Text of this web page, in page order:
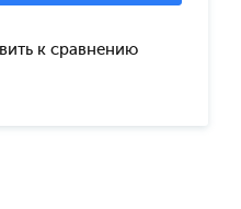
к сравнению